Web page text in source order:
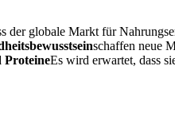
der globale Markt für
schaffen neue
ProteineEs wird erwartet, dass